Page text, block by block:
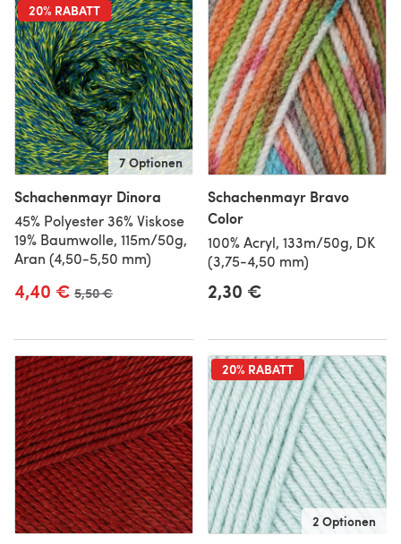
20% RABATT
7 Optionen
Schachenmayr Dinora
45% Polyester 36% Viskose
19% Baumwolle, 115m/50g,
Aran (4,50-5,50 mm)
4,40 € Alter Preis
5,50 €
Schachenmayr Bravo
Color
100% Acryl, 133m/50g, DK
(3,75-4,50 mm)
2,30 €
20% RABATT
2 Optionen